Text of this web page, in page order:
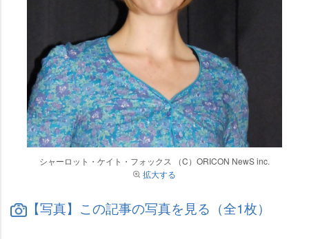
シャーロット・ケイト・フォックス （C）ORICON NewS inc.
拡大する
【写真】この記事の写真を見る（全1枚）